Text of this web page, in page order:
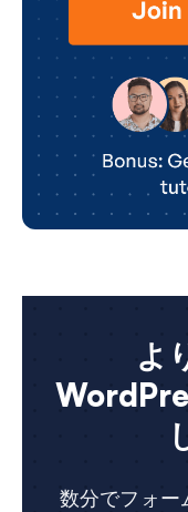
よ
数分でフォー